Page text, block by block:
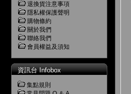
退換貨注意事項
隱私權保護聲明
購物條約
關於我們
聯絡我們
會員權益及須知
資訊台 Infobox
集點規則